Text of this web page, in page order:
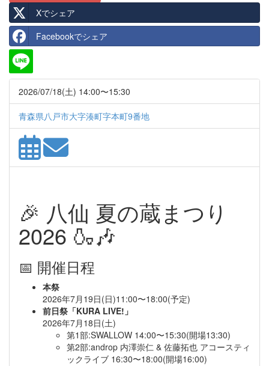
Xでシェア
Facebookでシェア
2026/07/18(土) 14:00〜15:30
青森県八戸市大字湊町字本町9番地
🎉 八仙 夏の蔵まつり
2026 🍶🎶
📅 開催日程
本祭
2026年7月19日(日)11:00〜18:00(予定)
前日祭「KURA LIVE!」
2026年7月18日(土)
第1部:SWALLOW 14:00〜15:30(開場13:30)
第2部:androp 内澤崇仁 & 佐藤拓也 アコースティ
ックライブ 16:30〜18:00(開場16:00)